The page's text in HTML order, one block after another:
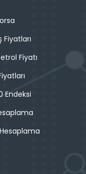
Fiyatı
Endeksi